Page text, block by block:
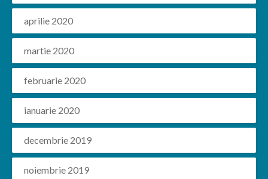
aprilie 2020
martie 2020
februarie 2020
ianuarie 2020
decembrie 2019
noiembrie 2019